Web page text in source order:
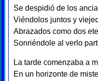
Se despidió de los
Viéndolos juntos y
Abrazados como dos
Sonriéndole al verlo
La tarde comenzaba a
En un horizonte de